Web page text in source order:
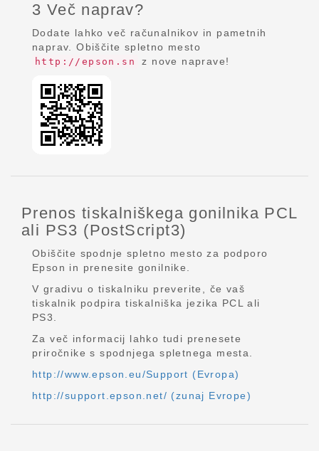
3 Več naprav?
Dodate lahko več računalnikov in pametnih
naprav. Obiščite spletno mesto
http://epson.sn z nove naprave!
Prenos tiskalniškega gonilnika PCL
ali PS3 (PostScript3)
Obiščite spodnje spletno mesto za podporo
Epson in prenesite gonilnike.
V gradivu o tiskalniku preverite, če vaš
tiskalnik podpira tiskalniška jezika PCL ali
PS3.
Za več informacij lahko tudi prenesete
priročnike s spodnjega spletnega mesta.
http://www.epson.eu/Support (Evropa)
http://support.epson.net/ (zunaj Evrope)